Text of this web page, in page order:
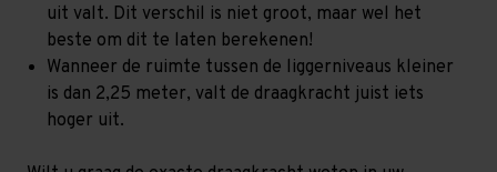
uit valt. Dit verschil is niet groot, maar wel het
beste om dit te laten berekenen!
Wanneer de ruimte tussen de liggerniveaus kleiner
is dan 2,25 meter, valt de draagkracht juist iets
hoger uit.